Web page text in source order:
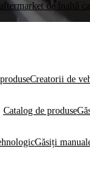
de înaltă
Creatorii de
Catalog de produse
Găsiți